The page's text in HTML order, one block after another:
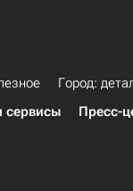
Город:
сервисы Пресс-